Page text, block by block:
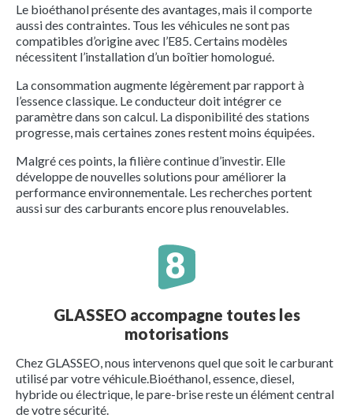
Le bioéthanol présente des avantages, mais il comporte
aussi des contraintes. Tous les véhicules ne sont pas
compatibles d’origine avec l’E85. Certains modèles
nécessitent l’installation d’un boîtier homologué.
La consommation augmente légèrement par rapport à
l’essence classique. Le conducteur doit intégrer ce
paramètre dans son calcul. La disponibilité des stations
progresse, mais certaines zones restent moins équipées.
Malgré ces points, la filière continue d’investir. Elle
développe de nouvelles solutions pour améliorer la
performance environnementale. Les recherches portent
aussi sur des carburants encore plus renouvelables.
GLASSEO accompagne toutes les
motorisations
Chez GLASSEO, nous intervenons quel que soit le carburant
utilisé par votre véhicule.Bioéthanol, essence, diesel,
hybride ou électrique, le pare-brise reste un élément central
de votre sécurité.